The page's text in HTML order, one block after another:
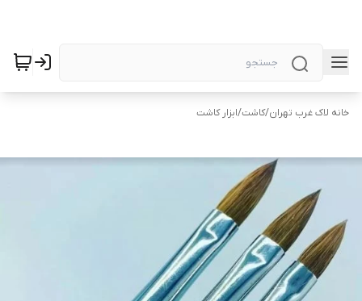
خانه لاک غرب تهران/کاشت/ابزار کاشت